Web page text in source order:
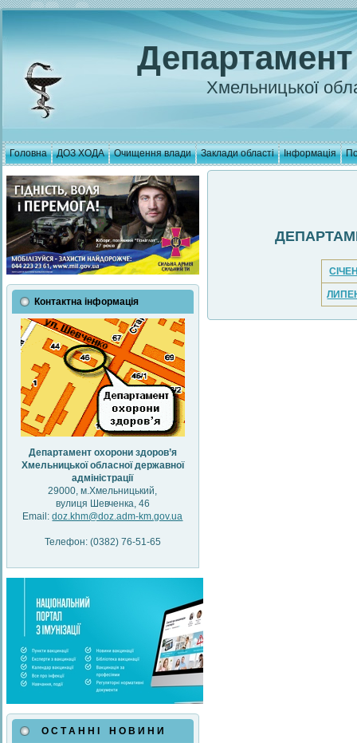
Хмельницької
Головна ДОЗ ХОДА Очищення влади Заклади області Інформація
Контактна інформація
Департамент охорони здоров’я
Хмельницької обласної державної
адміністрації
29000, м.Хмельницький,
вулиця Шевченка, 46
Email:doz.khm@doz.adm-km.gov.ua
Телефон: (0382) 76-51-65
О С Т А Н Н І Н О В И Н И